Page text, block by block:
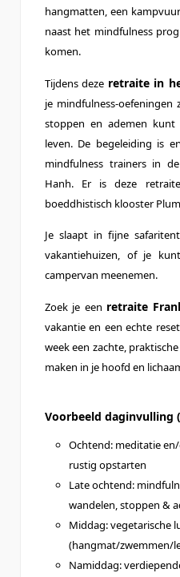
hangmatten, een
naast het mindfulness
komen.
Tijdens deze retraite in
je mindfulness-oefeningen
stoppen en ademen
leven. De begeleiding is
mindfulness trainers in
Hanh. Er is deze
boeddhistisch klooster
Je slaapt in fijne
vakantiehuizen, of je
campervan meenemen.
Zoek je een retraite
vakantie en een echte
week een zachte,
maken in je hoofd en
Voorbeeld daginvulling
Ochtend: meditatie
rustig opstarten
Late ochtend:
wandelen, stoppen &
Middag: vegetarische
(hangmat/zwemmen/
Namiddag: